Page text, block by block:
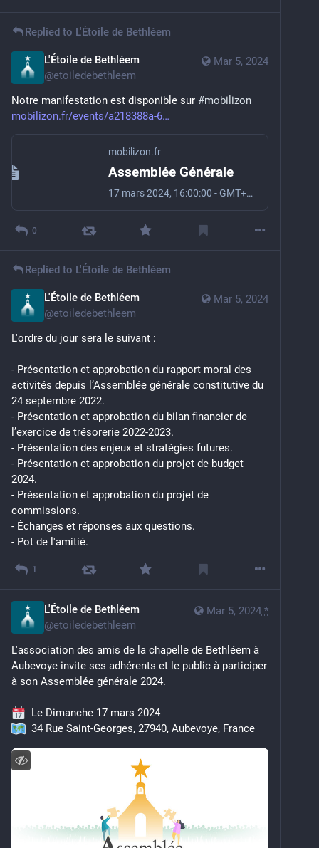
Replied to L'Étoile de Bethléem
Mar 5, 2024
L'Étoile de Bethléem
@etoiledebethleem
Notre manifestation est disponible sur #mobilizon
mobilizon.fr/events/a218388a-6
mobilizon.fr
Assemblée Générale
17 mars 2024, 16:00:00 - GMT+1 - 34 Rue Saint-Georges, 27940, Aubevoye, France - Dimanche 17 mars à 15h aura lieu notre Assemblée Générale dans la salle du presbytère du Val d’Hazey (en face de l’église St Georges). Vous êtes tous conviés, adhérents ou non à venir participer à cett…
0
Replied to L'Étoile de Bethléem
Mar 5, 2024
L'Étoile de Bethléem
@etoiledebethleem
L'ordre du jour sera le suivant :
- Présentation et approbation du rapport moral des
activités depuis l’Assemblée générale constitutive du
24 septembre 2022.
- Présentation et approbation du bilan financier de
l’exercice de trésorerie 2022-2023.
- Présentation des enjeux et stratégies futures.
- Présentation et approbation du projet de budget
2024.
- Présentation et approbation du projet de
commissions.
- Échanges et réponses aux questions.
- Pot de l'amitié.
1
Mar 5, 2024 *
L'Étoile de Bethléem
@etoiledebethleem
L'association des amis de la chapelle de Bethléem à
Aubevoye invite ses adhérents et le public à participer
à son Assemblée générale 2024.
  Le Dimanche 17 mars 2024
  34 Rue Saint-Georges, 27940, Aubevoye, France